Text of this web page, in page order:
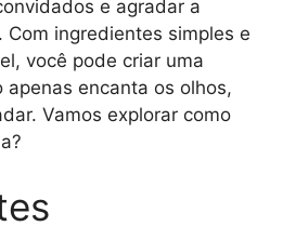
e agradar a
ingredientes simples e
você pode criar uma
apenas encanta os olhos,
Vamos explorar como